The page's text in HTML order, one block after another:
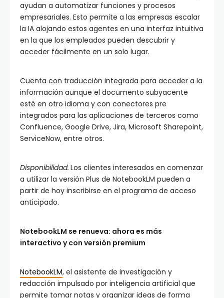
ayudan a automatizar funciones y procesos
empresariales. Esto permite a las empresas escalar
la IA alojando estos agentes en una interfaz intuitiva
en la que los empleados pueden descubrir y
acceder fácilmente en un solo lugar.
Cuenta con traducción integrada para acceder a la
información aunque el documento subyacente
esté en otro idioma y con conectores pre
integrados para las aplicaciones de terceros como
Confluence, Google Drive, Jira, Microsoft Sharepoint,
ServiceNow, entre otros.
Disponibilidad. Los clientes interesados en comenzar
a utilizar la versión Plus de NotebookLM pueden a
partir de hoy inscribirse en el programa de acceso
anticipado.
NotebookLM se renueva: ahora es más
interactivo y con versión premium
NotebookLM, el asistente de investigación y
redacción impulsado por inteligencia artificial que
permite tomar notas y organizar ideas de forma